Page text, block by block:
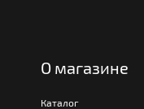
О магазине
Каталог